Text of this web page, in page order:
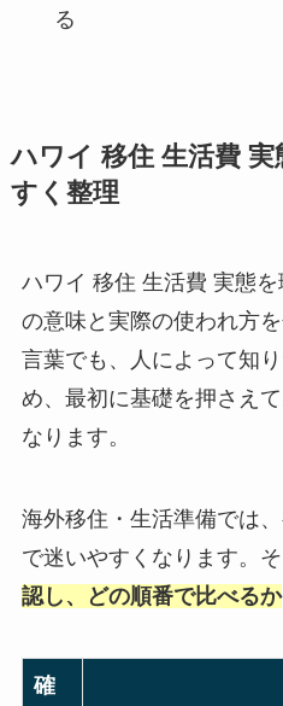
る
ハワイ 移住 生活費
すく整理
ハワイ 移住 生活費 実態
の意味と実際の使われ方
言葉でも、人によって知
め、最初に基礎を押さえ
なります。
海外移住・生活準備では
で迷いやすくなります。
認し、どの順番で比べるか
確